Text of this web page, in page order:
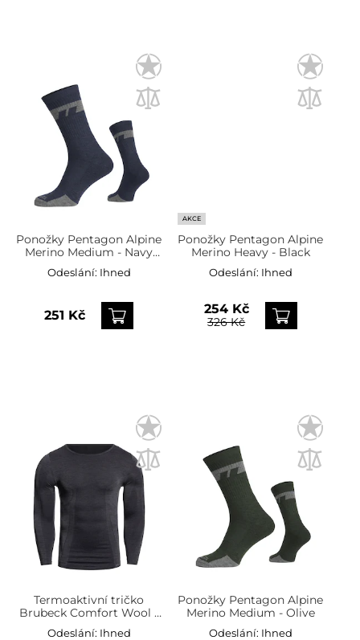
Ponožky Pentagon Alpine
Merino Medium - Navy
Blue
Odeslání: Ihned
251 Kč
AKCE
Ponožky Pentagon Alpine
Merino Heavy - Black
Odeslání: Ihned
254 Kč
326 Kč
Termoaktivní tričko
Brubeck Comfort Wool -
grafitové
Odeslání: Ihned
Ponožky Pentagon Alpine
Merino Medium - Olive
Odeslání: Ihned